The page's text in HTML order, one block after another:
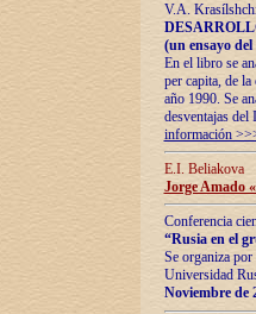
V.A.
(un ensayo
En el libro se
per capita, de
año 1990. Se
desventajas
información
E.I. Beliakova
Jorge Amado
Conferencia
“Rusia en el
Se organiza
Universidad
Noviembre de